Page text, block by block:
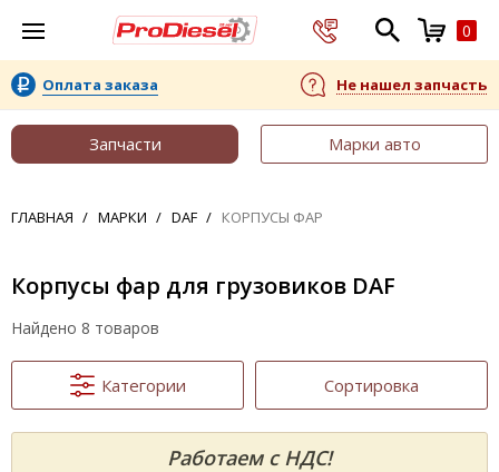
0
Оплата заказа Не нашел запчасть
Запчасти Марки авто
ГЛАВНАЯ МАРКИ DAF КОРПУСЫ ФАР
Корпусы фар для грузовиков DAF
Найдено 8 товаров
Категории Сортировка
Работаем с НДС!